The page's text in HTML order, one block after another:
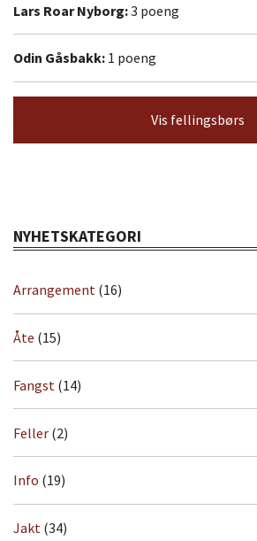
Lars Roar Nyborg:3 poeng
Odin Gåsbakk: 1 poeng
Vis fellingsbørs
NYHETSKATEGORI
Arrangement (16)
Åte (15)
Fangst (14)
Feller (2)
Info (19)
Jakt (34)